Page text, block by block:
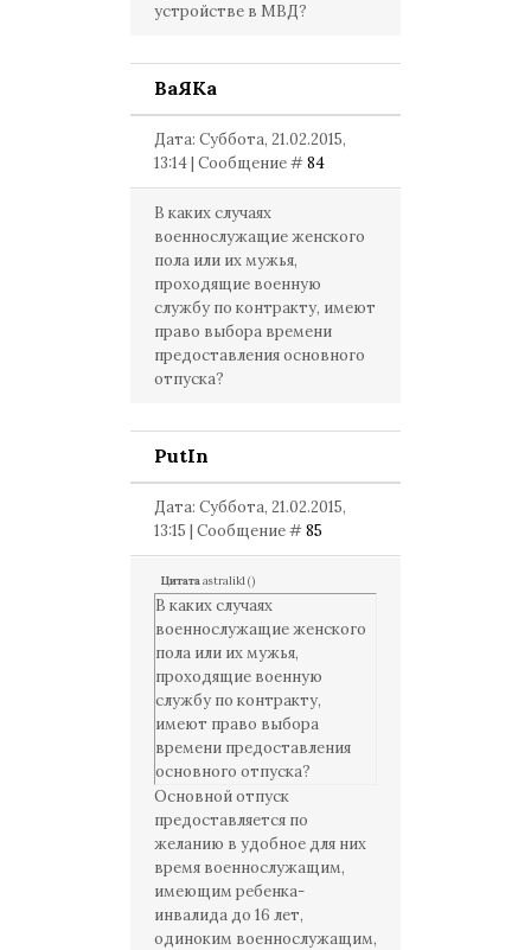
устройстве в МВД?
ВаЯКа
Дата: Суббота, 21.02.2015,
13:14 | Сообщение #84
В каких случаях
военнослужащие женского
пола или их мужья,
проходящие военную
службу по контракту, имеют
право выбора времени
предоставления основного
отпуска?
PutIn
Дата: Суббота, 21.02.2015,
13:15 | Сообщение #85
Цитатаastralik1()
В каких случаях
военнослужащие женского
пола или их мужья,
проходящие военную
службу по контракту,
имеют право выбора
времени предоставления
основного отпуска?
Основной отпуск
предоставляется по
желанию в удобное для них
время военнослужащим,
имеющим ребенка-
инвалида до 16 лет,
одиноким военнослужащим,